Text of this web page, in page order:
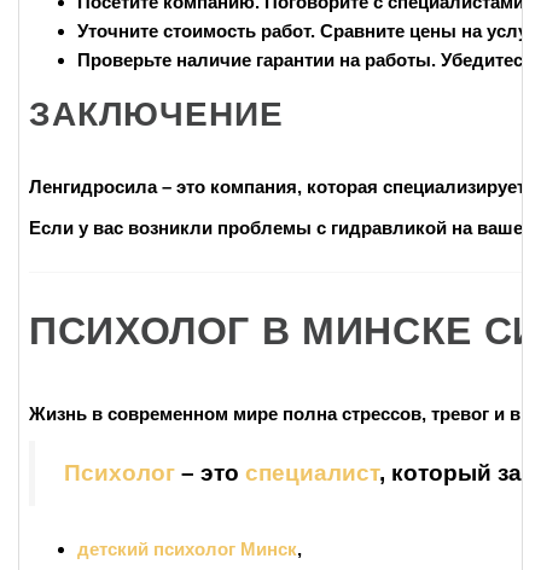
Уточните стоимость работ. Сравните цены на
Проверьте наличие гарантии на работы.
ЗАКЛЮЧЕНИЕ
Ленгидросила– это компания, которая
Если у вас возникли проблемы с гидравликой на вашей
ПСИХОЛОГ В МИНСКЕ
Жизнь в современном мире полна стрессов, тревог и
Психолог – это специалист, который
детский психолог Минск,